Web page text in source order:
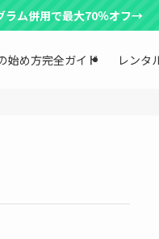
ラム併用で最大70％オフ→
始め方完全ガイド レンタ